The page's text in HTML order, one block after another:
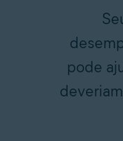
pode